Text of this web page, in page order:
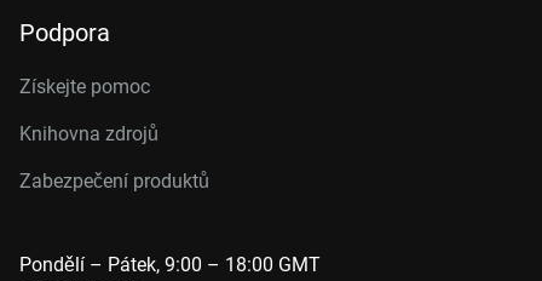
Podpora
Získejte pomoc
Knihovna zdrojů
Zabezpečení produktů
Pondělí – Pátek, 9:00 – 18:00 GMT